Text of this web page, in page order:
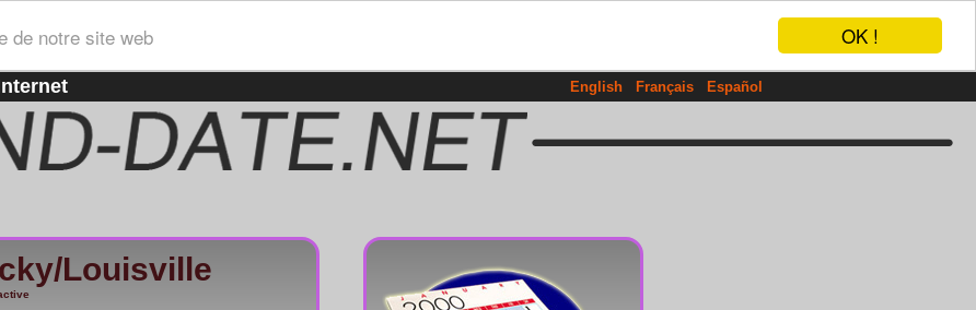
OK !
de notre site web
English Français Español
Louisville